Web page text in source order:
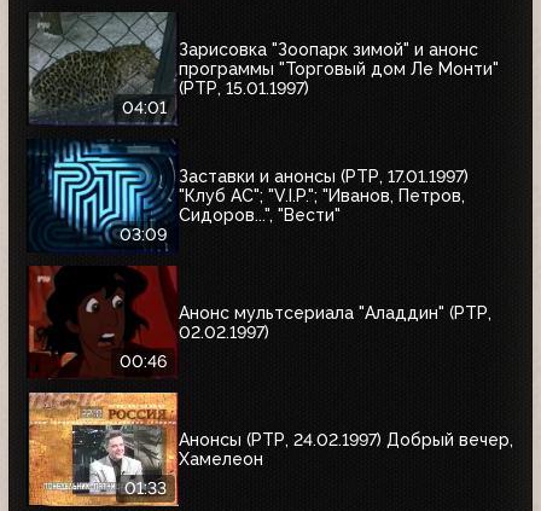
04:01
Зарисовка "Зоопарк зимой" и анонс
программы "Торговый дом Ле Монти"
(РТР, 15.01.1997)
03:09
Заставки и анонсы (РТР, 17.01.1997)
"Клуб АС"; "V.I.P."; "Иванов, Петров,
Сидоров...", "Вести"
00:46
Анонс мультсериала "Аладдин" (РТР,
02.02.1997)
01:33
Анонсы (РТР, 24.02.1997) Добрый вечер,
Хамелеон